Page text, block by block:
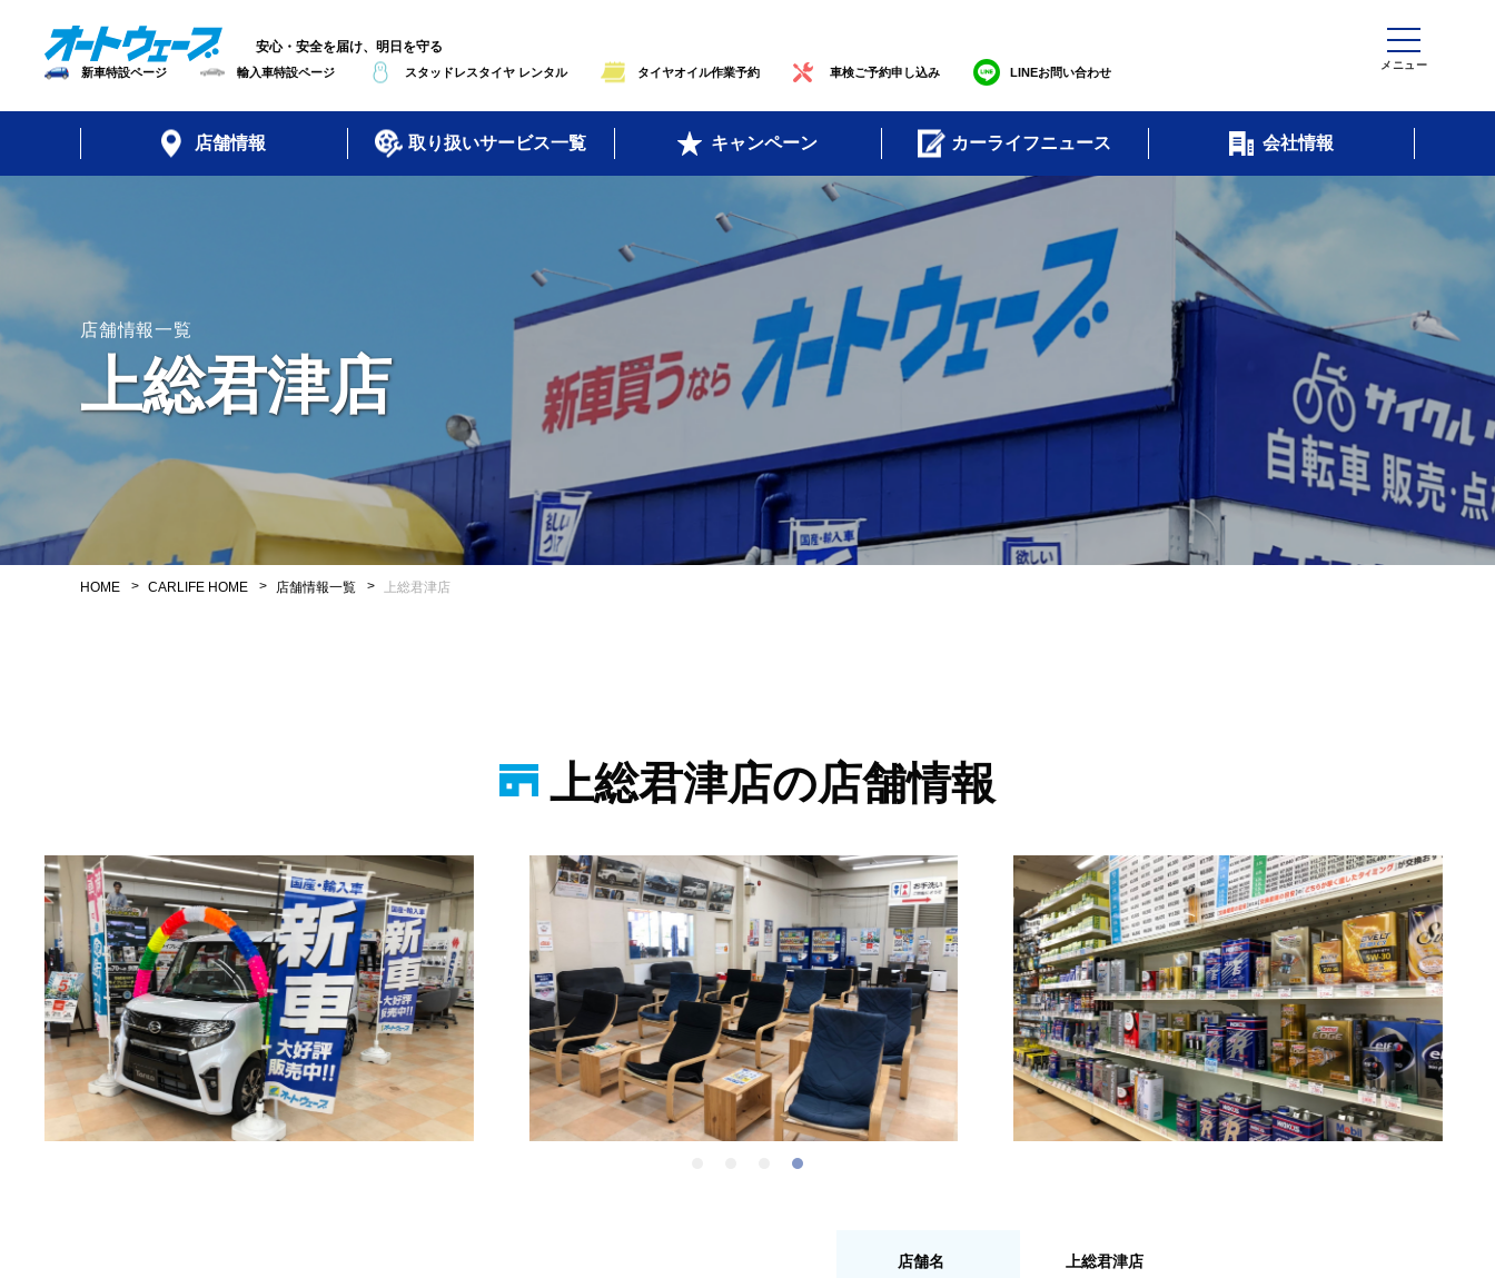
安心・安全を届け、明日を守る
新車特設ページ 輸入車特設ページ スタッドレスタイヤ レンタル タイヤオイル作業予約 車検ご予約申し込み LINEお問い合わせ
店舗情報 取り扱いサービス一覧 キャンペーン カーライフニュース 会社情報
店舗情報一覧
上総君津店
HOME CARLIFE HOME 店舗情報一覧 上総君津店
上総君津店の店舗情報
店舗名 上総君津店